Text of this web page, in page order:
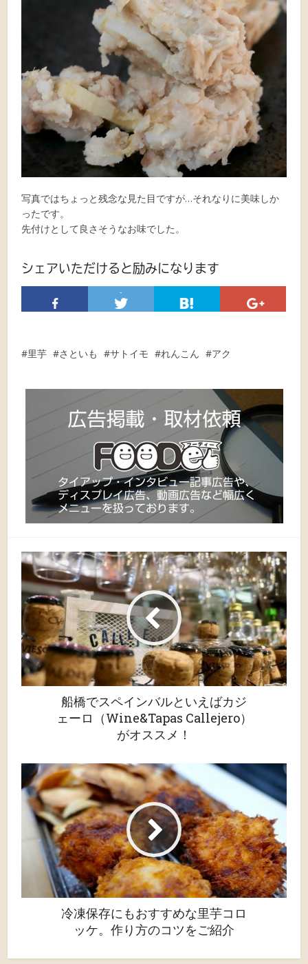
写真ではちょっと残念な見た目ですが…それなりに美味しか
ったです。
先付けとして良さそうなお味でした。
シェアいただけると励みになります
-
里芋 さといも サトイモ れんこん アク
船橋でスペインバルといえばカジ
ェーロ（Wine&Tapas Callejero）
がオススメ！
冷凍保存にもおすすめな里芋コロ
ッケ。作り方のコツをご紹介